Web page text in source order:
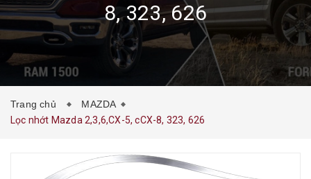
HỖ TRỢ SETUP GARA LIÊN HỆ
8, 323, 626
Trang chủ
MAZDA
Lọc nhớt Mazda 2,3,6,CX-5, cCX-8, 323, 626